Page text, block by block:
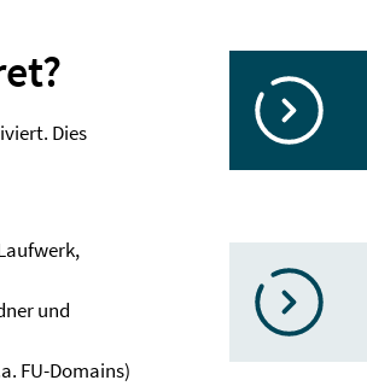
Dies
und
FU-Domains)